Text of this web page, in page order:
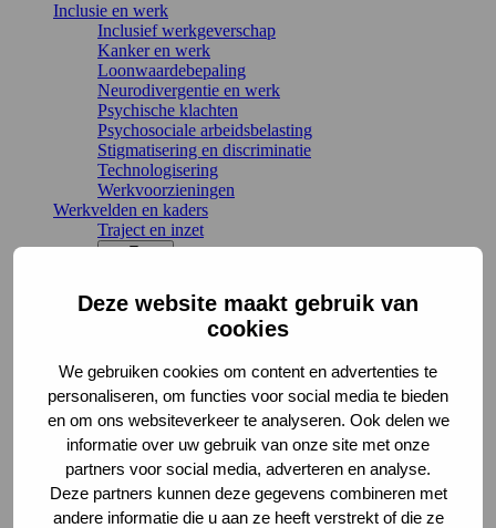
Deze website maakt gebruik van
cookies
We gebruiken cookies om content en advertenties te
personaliseren, om functies voor social media te bieden
en om ons websiteverkeer te analyseren. Ook delen we
informatie over uw gebruik van onze site met onze
partners voor social media, adverteren en analyse.
Deze partners kunnen deze gegevens combineren met
andere informatie die u aan ze heeft verstrekt of die ze
Inclusie en werk
Inclusief werkgeverschap
Kanker en werk
Loonwaardebepaling
Neurodivergentie en werk
Psychische klachten
Psychosociale arbeidsbelasting
Stigmatisering en discriminatie
Technologisering
Werkvoorzieningen
Werkvelden en kaders
Traject en inzet
Terug
Preventieve en vroegtijdige inzet
Re-integratie
Werkvelden en regelingen
Arbeidsongeschiktheidsverzekeringen
Claimbeoordeling
Letselschade
Sociaal domein en Participatiewet
UWV WERKbedrijf
Wet verbetering poortwachter
Kennis en leren
Richtlijnen en toepassing